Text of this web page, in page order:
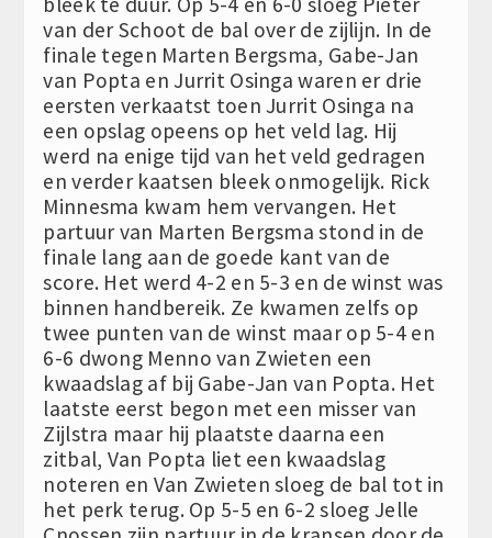
van der Schoot de bal over de zijlijn. In de
finale tegen Marten Bergsma, Gabe-Jan
van Popta en Jurrit Osinga waren er drie
eersten verkaatst toen Jurrit Osinga na
een opslag opeens op het veld lag. Hij
werd na enige tijd van het veld gedragen
en verder kaatsen bleek onmogelijk. Rick
Minnesma kwam hem vervangen. Het
partuur van Marten Bergsma stond in de
finale lang aan de goede kant van de
score. Het werd 4-2 en 5-3 en de winst was
binnen handbereik. Ze kwamen zelfs op
twee punten van de winst maar op 5-4 en
6-6 dwong Menno van Zwieten een
kwaadslag af bij Gabe-Jan van Popta. Het
laatste eerst begon met een misser van
Zijlstra maar hij plaatste daarna een
zitbal, Van Popta liet een kwaadslag
noteren en Van Zwieten sloeg de bal tot in
het perk terug. Op 5-5 en 6-2 sloeg Jelle